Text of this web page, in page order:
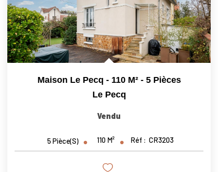
Maison Le Pecq - 110 M² - 5 Pièces
Le Pecq
Vendu
5 Pièce(s) 110 M² Réf : CR3203